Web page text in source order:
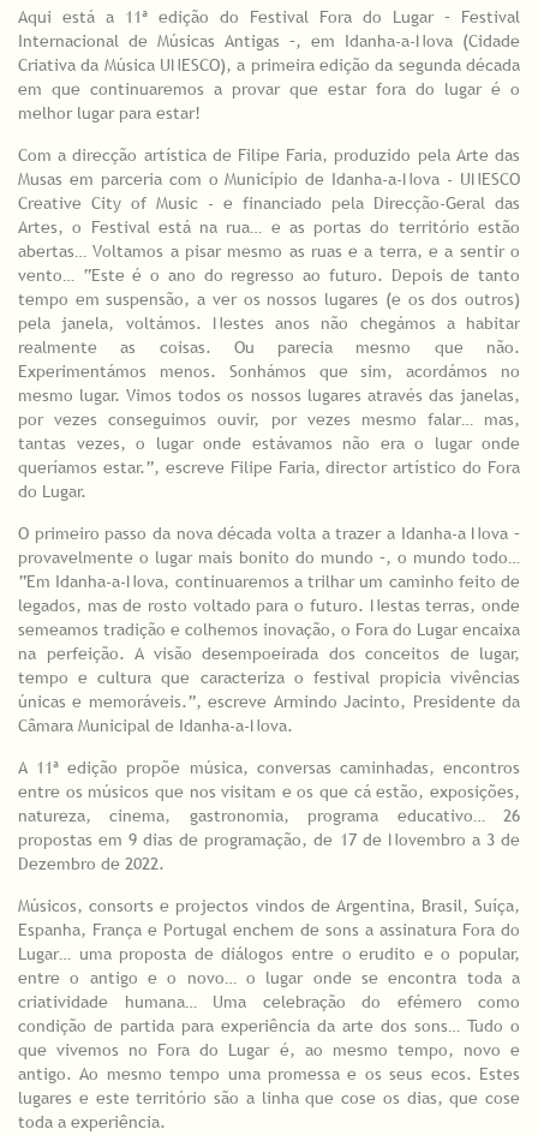
Aqui está a 11ª edição do Festival Fora do Lugar – Festival
Internacional de Músicas Antigas –, em Idanha-a-Nova (Cidade
Criativa da Música UNESCO), a primeira edição da segunda década
em que continuaremos a provar que estar fora do lugar é o
melhor lugar para estar!
Com a direcção artística de Filipe Faria, produzido pela Arte das
Musas em parceria com o Município de Idanha-a-Nova - UNESCO
Creative City of Music - e financiado pela Direcção-Geral das
Artes, o Festival está na rua… e as portas do território estão
abertas… Voltamos a pisar mesmo as ruas e a terra, e a sentir o
vento… “Este é o ano do regresso ao futuro. Depois de tanto
tempo em suspensão, a ver os nossos lugares (e os dos outros)
pela janela, voltámos. Nestes anos não chegámos a habitar
realmente as coisas. Ou parecia mesmo que não.
Experimentámos menos. Sonhámos que sim, acordámos no
mesmo lugar. Vimos todos os nossos lugares através das janelas,
por vezes conseguimos ouvir, por vezes mesmo falar… mas,
tantas vezes, o lugar onde estávamos não era o lugar onde
queríamos estar.”, escreve Filipe Faria, director artístico do Fora
do Lugar.
O primeiro passo da nova década volta a trazer a Idanha-a Nova –
provavelmente o lugar mais bonito do mundo –, o mundo todo…
“Em Idanha-a-Nova, continuaremos a trilhar um caminho feito de
legados, mas de rosto voltado para o futuro. Nestas terras, onde
semeamos tradição e colhemos inovação, o Fora do Lugar encaixa
na perfeição. A visão desempoeirada dos conceitos de lugar,
tempo e cultura que caracteriza o festival propicia vivências
únicas e memoráveis.”, escreve Armindo Jacinto, Presidente da
Câmara Municipal de Idanha-a-Nova.
A 11ª edição propõe música, conversas caminhadas, encontros
entre os músicos que nos visitam e os que cá estão, exposições,
natureza, cinema, gastronomia, programa educativo… 26
propostas em 9 dias de programação, de 17 de Novembro a 3 de
Dezembro de 2022.
Músicos, consorts e projectos vindos de Argentina, Brasil, Suíça,
Espanha, França e Portugal enchem de sons a assinatura Fora do
Lugar… uma proposta de diálogos entre o erudito e o popular,
entre o antigo e o novo… o lugar onde se encontra toda a
criatividade humana… Uma celebração do efémero como
condição de partida para experiência da arte dos sons… Tudo o
que vivemos no Fora do Lugar é, ao mesmo tempo, novo e
antigo. Ao mesmo tempo uma promessa e os seus ecos. Estes
lugares e este território são a linha que cose os dias, que cose
toda a experiência.